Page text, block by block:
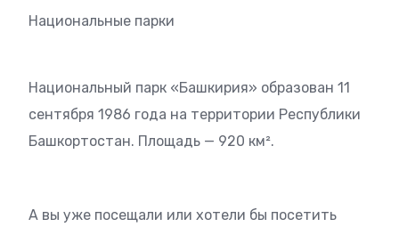
Национальные парки
Национальный парк «Башкирия» образован 11
сентября 1986 года на территории Республики
Башкортостан. Площадь — 920 км².
А вы уже посещали или хотели бы посетить